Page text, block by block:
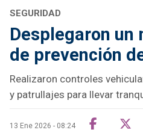
SEGURIDAD
Desplegaron un
de prevención
Realizaron controles
y patrullajes para llevar
13 Ene 2026 - 08:24